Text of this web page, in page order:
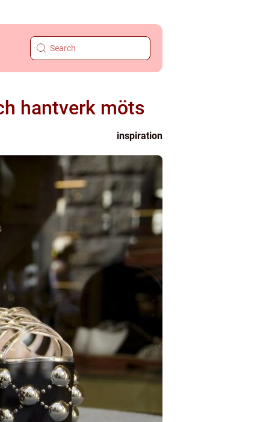
hantverk möts
inspiration